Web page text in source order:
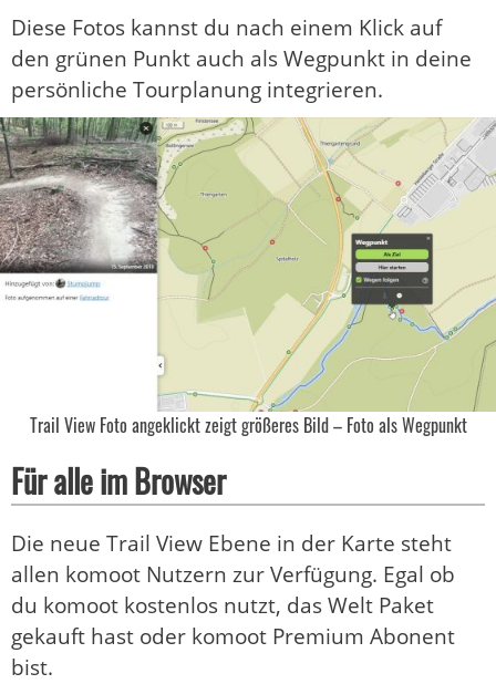
Diese Fotos kannst du nach einem Klick auf
den grünen Punkt auch als Wegpunkt in deine
persönliche Tourplanung integrieren.
Trail View Foto angeklickt zeigt größeres Bild – Foto als Wegpunkt
Für alle im Browser
Die neue Trail View Ebene in der Karte steht
allen komoot Nutzern zur Verfügung. Egal ob
du komoot kostenlos nutzt, das Welt Paket
gekauft hast oder komoot Premium Abonent
bist.